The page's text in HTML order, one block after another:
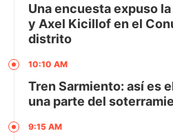
Una encuesta expuso
y Axel Kicillof en el
distrito
10:10 AM
Tren Sarmiento: así es
una parte del
9:15 AM